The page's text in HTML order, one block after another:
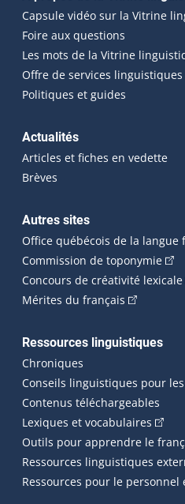
Capsule vidéo sur la Vitrine
Foire aux questions
Les mots de la Vitrine
Offre de services linguistiques
Politiques et guides
Actualités
Articles et fiches en vedette
Brèves
Autres sites
Office québécois de la langue
Commission de toponymie
Concours de créativité lexicale
Mérites du français (Cet
Ressources linguistiques
Chroniques
Conseils linguistiques pour
Contenus téléchargeables
Lexiques et vocabulaires (Cet
Outils pour apprendre le
Ressources linguistiques
Ressources pour le personnel